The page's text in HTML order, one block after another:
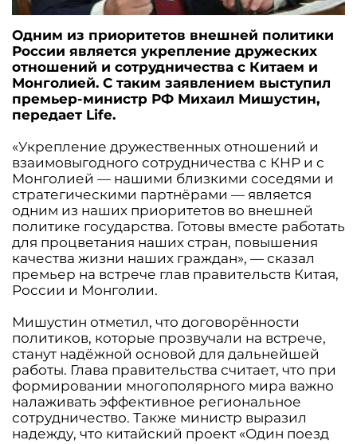
Одним из приоритетов внешней политики
России является укрепление дружеских
отношений и сотрудничества с Китаем и
Монголией. С таким заявлением выступил
премьер-министр РФ Михаил Мишустин,
передает Life.
«Укрепление дружественных отношений и
взаимовыгодного сотрудничества с КНР и с
Монголией — нашими близкими соседями и
стратегическими партнёрами — является
одним из наших приоритетов во внешней
политике государства. Готовы вместе работать
для процветания наших стран, повышения
качества жизни наших граждан», — сказал
премьер на встрече глав правительств Китая,
России и Монголии.
Мишустин отметил, что договорённости
политиков, которые прозвучали на встрече,
станут надёжной основой для дальнейшей
работы. Глава правительства считает, что при
формировании многополярного мира важно
налаживать эффективное региональное
сотрудничество. Также министр выразил
надежду, что китайский проект «Один поезд